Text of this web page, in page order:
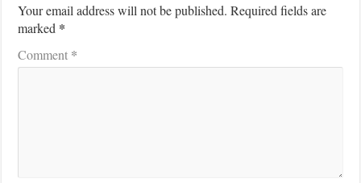
Your email address will not be published. Required fields are
marked *
Comment *